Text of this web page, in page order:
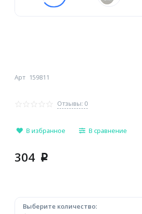
Арт 159811
Отзывы: 0
В избранное В сравнение
304 p
Выберите количество: